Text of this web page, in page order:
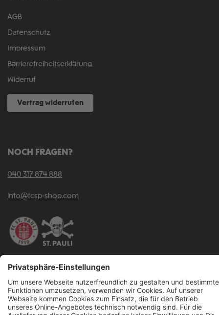
AGB
Datenschutz
Impressum
Barrierefreiheitserklärung
Widerruf
Vertrag widerrufen
NOCH FRAGEN?
040 317 874 888
info@fcsp-shop.com
Alle Preise inkl. gesetzl. Mehrwertsteuer zzgl. Versandkosten und ggf.
Nachnahmegebühren, wenn nicht anders angegeben.